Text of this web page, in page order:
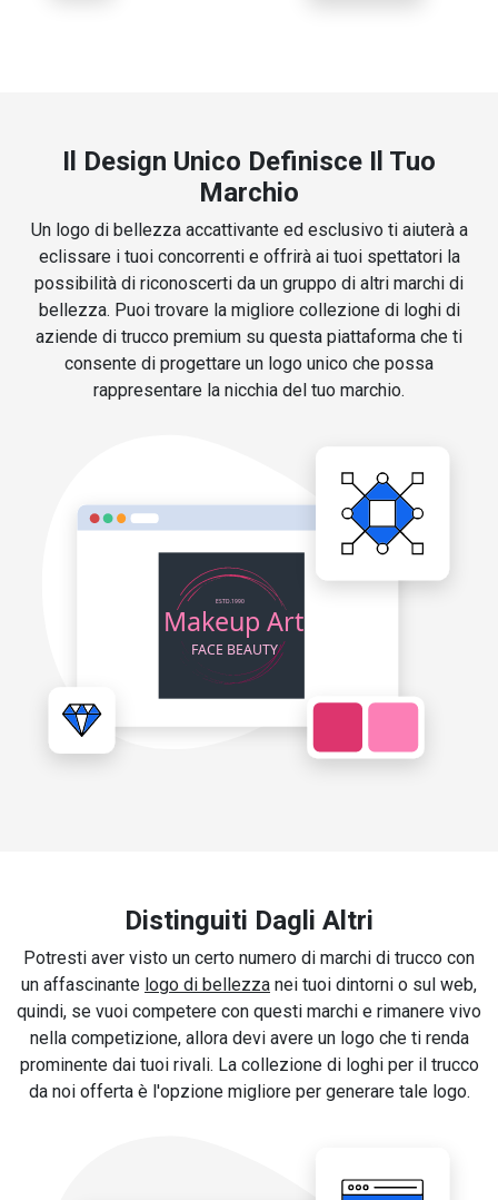
Il Design Unico Definisce Il Tuo
Marchio
Un logo di bellezza accattivante ed esclusivo ti aiuterà a
eclissare i tuoi concorrenti e offrirà ai tuoi spettatori la
possibilità di riconoscerti da un gruppo di altri marchi di
bellezza. Puoi trovare la migliore collezione di loghi di
aziende di trucco premium su questa piattaforma che ti
consente di progettare un logo unico che possa
rappresentare la nicchia del tuo marchio.
Distinguiti Dagli Altri
Potresti aver visto un certo numero di marchi di trucco con
un affascinante logo di bellezza nei tuoi dintorni o sul web,
quindi, se vuoi competere con questi marchi e rimanere vivo
nella competizione, allora devi avere un logo che ti renda
prominente dai tuoi rivali. La collezione di loghi per il trucco
da noi offerta è l'opzione migliore per generare tale logo.